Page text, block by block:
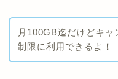
月100GB迄だけどキャ
制限に利用できるよ！